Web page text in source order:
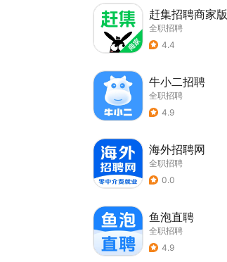
赶集招聘商家版
全职招聘
4.4
牛小二招聘
全职招聘
4.9
海外招聘网
全职招聘
0.0
鱼泡直聘
全职招聘
4.9